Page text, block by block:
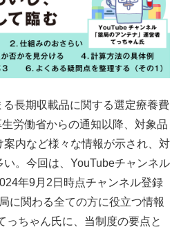
長期収載品に関する選定療養費
労働省からの通知以降、対象品
案内など様々な情報が示され、対
。今回は、YouTubeチャンネル
年9月2日時点チャンネル登録
に関わる全ての方に役立つ情報
っちゃん氏に、当制度の要点と